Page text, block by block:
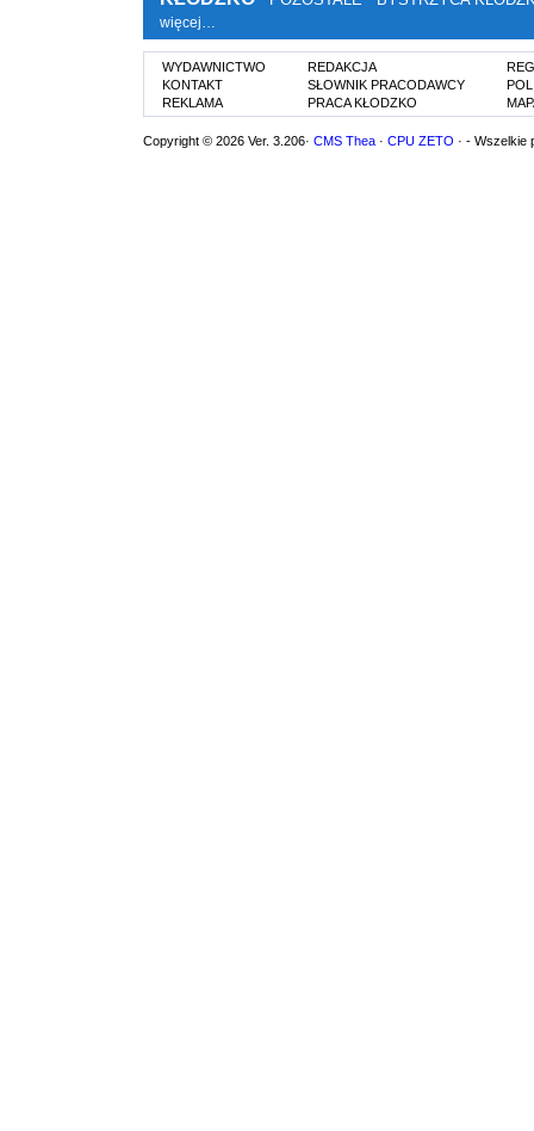
więcej…
WYDAWNICTWO
KONTAKT
REKLAMA
REDAKCJA
SŁOWNIK PRACODAWCY
PRACA KŁODZKO
Copyright © 2026 Ver. 3.206· CMS Thea · CPU ZETO · - Wszelkie